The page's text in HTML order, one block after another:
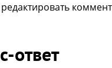
ответ